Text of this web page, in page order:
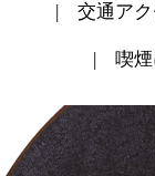
交通ア
喫